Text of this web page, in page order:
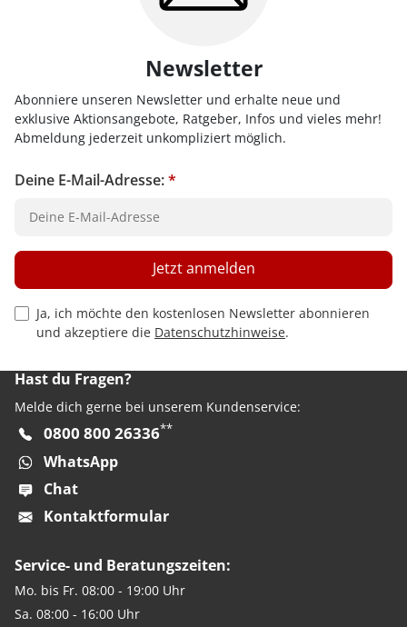
Newsletter
Abonniere unseren Newsletter und erhalte neue und
exklusive Aktionsangebote, Ratgeber, Infos und vieles mehr!
Abmeldung jederzeit unkompliziert möglich.
Deine E-Mail-Adresse:*
Privacy Policy Checkbox
Ja, ich möchte den kostenlosen Newsletter abonnieren
und akzeptiere die Datenschutzhinweise.
Jetzt anmelden
Hast du Fragen?
Melde dich gerne bei unserem Kundenservice:
0800 800 26336**
WhatsApp
Chat
Kontaktformular
Service- und Beratungszeiten:
Mo. bis Fr. 08:00 - 19:00 Uhr
Sa. 08:00 - 16:00 Uhr